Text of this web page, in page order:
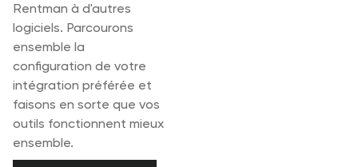
Rentman à d'autres
logiciels. Parcourons
ensemble la
configuration de votre
intégration préférée et
faisons en sorte que vos
outils fonctionnent mieux
ensemble.